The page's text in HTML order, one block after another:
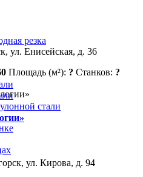
резка
стали
ул. Енисейская, д. 36
Площадь (м²): ? Станков: ?
ул. Кирова, д. 94